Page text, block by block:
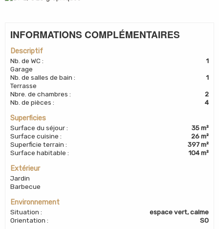
INFORMATIONS COMPLÉMENTAIRES
Descriptif
Nb. de WC:
1
Garage
Nb. de salles de bain :
1
Terrasse
Nbre. de chambres :
2
Nb. de pièces : 4
Superficies
Surface du séjour:
35 m²
Surface cuisine :
26 m²
Superficie terrain :
397 m²
Surface habitable : 104 m²
Extérieur
Jardin
Barbecue
Environnement
Situation :
espace vert, calme
Orientation : SO